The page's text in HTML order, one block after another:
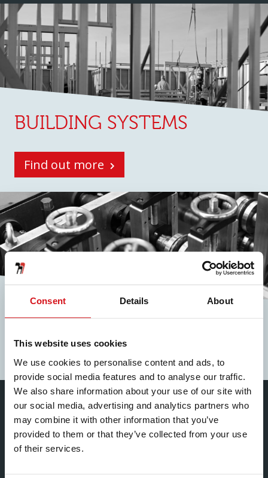
Consent Details About
This website uses cookies
We use cookies to personalise content and ads, to
provide social media features and to analyse our traffic.
We also share information about your use of our site with
our social media, advertising and analytics partners who
may combine it with other information that you’ve
provided to them or that they’ve collected from your use
of their services.
BUILDING SYSTEMS
Find out more
CUSTOM ROLLFORM
Met tientallen jaren ervaring in koudgewalst staal die
dateren van vóór computersoftware, leveren we nu
bouw, auto-industrie, industrie en landbouw met de